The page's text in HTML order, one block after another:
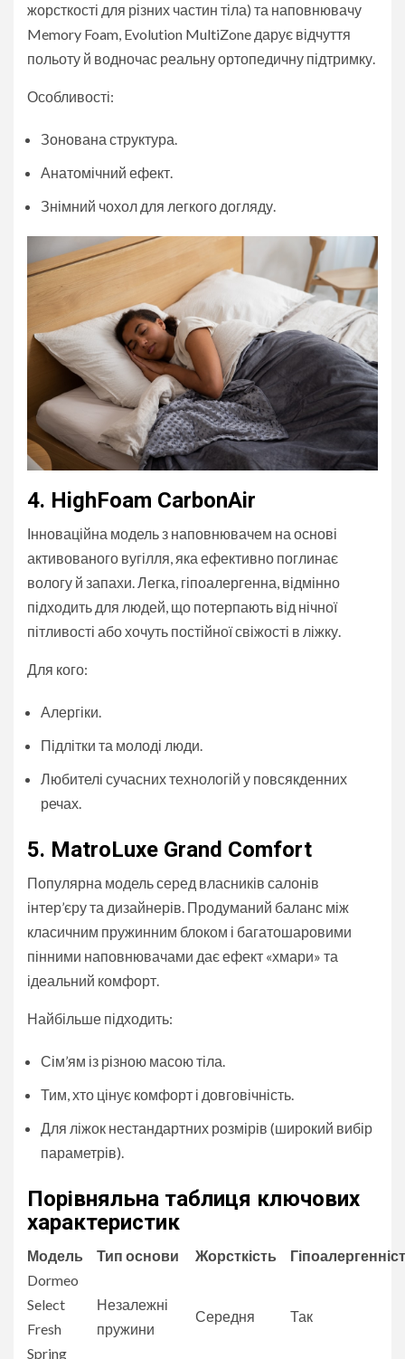
жорсткості для різних частин тіла) та наповнювачу
Memory Foam, Evolution MultiZone дарує відчуття
польоту й водночас реальну ортопедичну підтримку.
Особливості:
Зонована структура.
Анатомічний ефект.
Знімний чохол для легкого догляду.
4. HighFoam CarbonAir
Інноваційна модель з наповнювачем на основі
активованого вугілля, яка ефективно поглинає
вологу й запахи. Легка, гіпоалергенна, відмінно
підходить для людей, що потерпають від нічної
пітливості або хочуть постійної свіжості в ліжку.
Для кого:
Алергіки.
Підлітки та молоді люди.
Любителі сучасних технологій у повсякденних
речах.
5. MatroLuxe Grand Comfort
Популярна модель серед власників салонів
інтер’єру та дизайнерів. Продуманий баланс між
класичним пружинним блоком і багатошаровими
пінними наповнювачами дає ефект «хмари» та
ідеальний комфорт.
Найбільше підходить:
Сім’ям із різною масою тіла.
Тим, хто цінує комфорт і довговічність.
Для ліжок нестандартних розмірів (широкий вибір
параметрів).
Порівняльна таблиця ключових
характеристик
Модель Тип основи Жорсткість
Dormeo
Select
Fresh
Spring
Незалежні
пружини
Середня Так